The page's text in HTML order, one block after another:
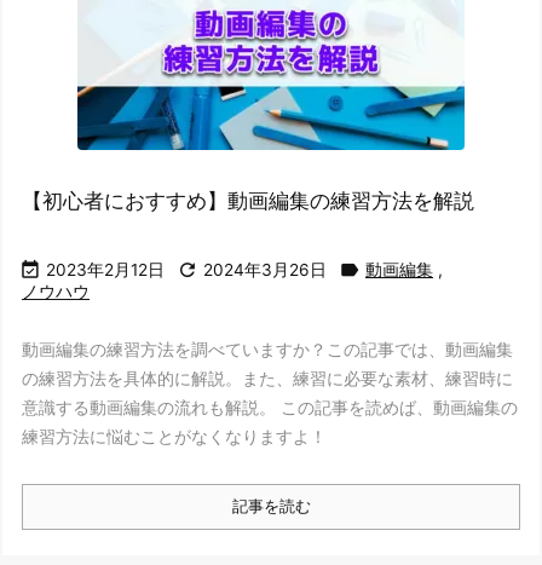
【初心者におすすめ】動画編集の練習方法を解説
 2023年2月12日  2024年3月26日  動画編集 ,
ノウハウ
動画編集の練習方法を調べていますか？この記事では、動画編集
の練習方法を具体的に解説。また、練習に必要な素材、練習時に
意識する動画編集の流れも解説。 この記事を読めば、動画編集の
練習方法に悩むことがなくなりますよ！
記事を読む